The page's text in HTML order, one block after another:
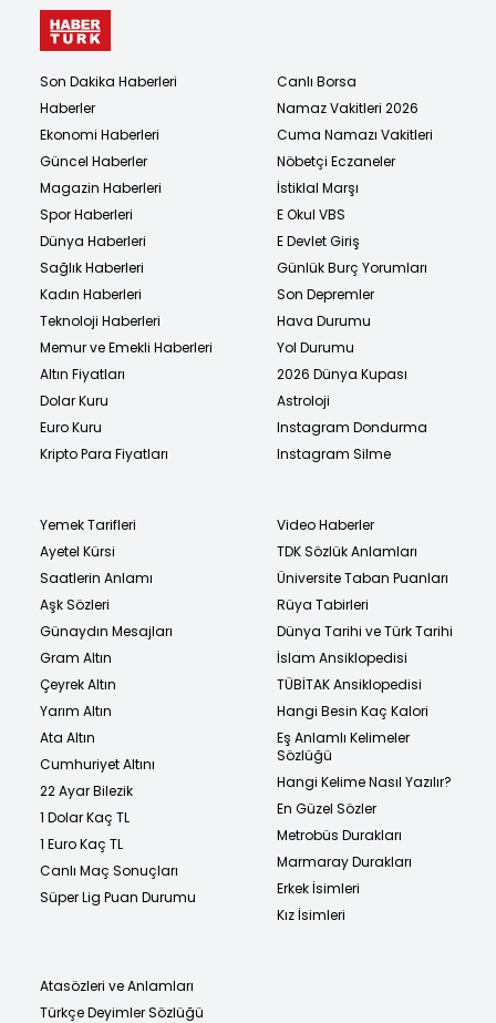
Son Dakika Haberleri
Haberler
Ekonomi Haberleri
Güncel Haberler
Magazin Haberleri
Spor Haberleri
Dünya Haberleri
Sağlık Haberleri
Kadın Haberleri
Teknoloji Haberleri
Memur ve Emekli Haberleri
Altın Fiyatları
Dolar Kuru
Euro Kuru
Kripto Para Fiyatları
Canlı Borsa
Namaz Vakitleri 2026
Cuma Namazı Vakitleri
Nöbetçi Eczaneler
İstiklal Marşı
E Okul VBS
E Devlet Giriş
Günlük Burç Yorumları
Son Depremler
Hava Durumu
Yol Durumu
2026 Dünya Kupası
Astroloji
Instagram Dondurma
Instagram Silme
Yemek Tarifleri
Ayetel Kürsi
Saatlerin Anlamı
Aşk Sözleri
Günaydın Mesajları
Gram Altın
Çeyrek Altın
Yarım Altın
Ata Altın
Cumhuriyet Altını
22 Ayar Bilezik
1 Dolar Kaç TL
1 Euro Kaç TL
Canlı Maç Sonuçları
Süper Lig Puan Durumu
Video Haberler
TDK Sözlük Anlamları
Üniversite Taban Puanları
Rüya Tabirleri
Dünya Tarihi ve Türk Tarihi
İslam Ansiklopedisi
TÜBİTAK Ansiklopedisi
Hangi Besin Kaç Kalori
Eş Anlamlı Kelimeler
Sözlüğü
Hangi Kelime Nasıl Yazılır?
En Güzel Sözler
Metrobüs Durakları
Marmaray Durakları
Erkek İsimleri
Kız İsimleri
Atasözleri ve Anlamları
Türkçe Deyimler Sözlüğü